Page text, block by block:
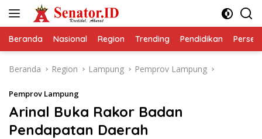
Beranda Nasional Region Trending Pendidikan
Beranda Region Lampung Pemprov Lampung
Pemprov Lampung
Arinal Buka Rakor Badan
Pendapatan Daerah